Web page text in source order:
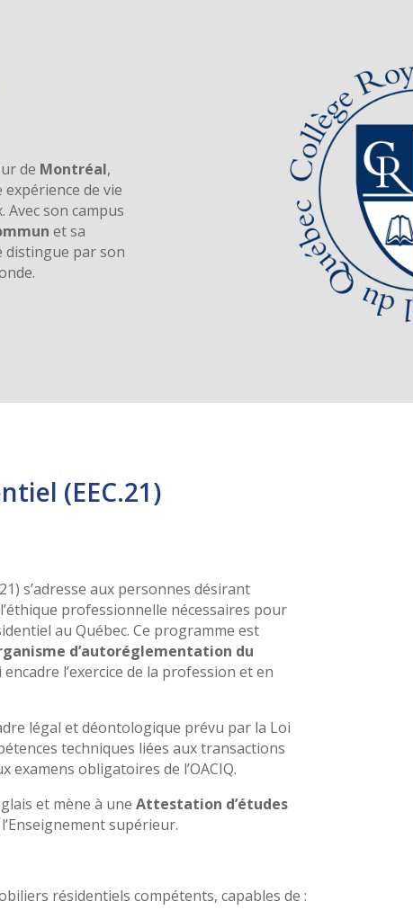
de Montréal,
de vie
son campus
et sa
distingue par son
(EEC.21)
s’adresse aux personnes désirant
professionnelle nécessaires pour
au Québec. Ce programme est
d’autoréglementation du
encadre l’exercice de la profession et en
légal et déontologique prévu par la Loi
techniques liées aux transactions
obligatoires de l’OACIQ.
et mène à uneAttestation d’études
supérieur.
résidentiels compétents, capables de :